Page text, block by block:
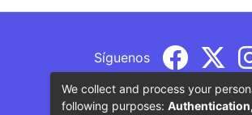
Síguenos
We collect and process your
following purposes: